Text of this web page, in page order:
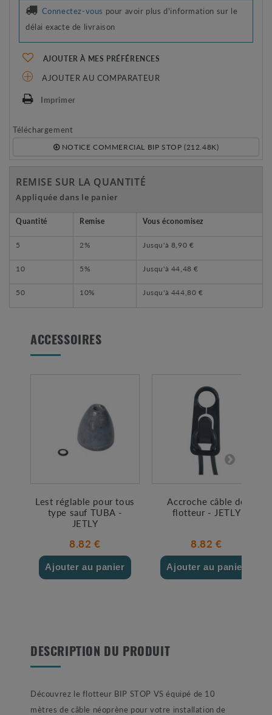
Connectez-vous pour avoir plus d'information sur le
délai exacte de livraison
AJOUTER À MES PRÉFÉRENCES
AJOUTER AU COMPARATEUR
Imprimer
Téléchargement
NOTICE COMMERCIAL BIP STOP (212.48K)
REMISE SUR LA QUANTITÉ
Appliquée dans le panier
Quantité Remise Vous économisez
5 2% Jusqu'à 8,90 €
10 5% Jusqu'à 44,48 €
50 10% Jusqu'à 444,80 €
ACCESSOIRES
Lest réglable pour tous
type sauf TUBA -
JETLY
8.82 €
Ajouter au panier
Accroche câble de
flotteur - JETLY
8.82 €
Ajouter au panier
DESCRIPTION DU PRODUIT
Découvrez le flotteur BIP STOP VS équipé de 10
mètres de câble néoprène pour votre installation de